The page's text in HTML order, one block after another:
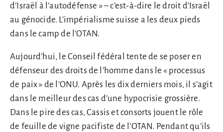
d’Israël à l’autodéfense » – c’est-à-dire le droit d’Israël
au génocide. L’impérialisme suisse a les deux pieds
dans le camp de l’OTAN.
Aujourd’hui, le Conseil fédéral tente de se poser en
défenseur des droits de l’homme dans le « processus
de paix » de l’ONU. Après les dix derniers mois, il s’agit
dans le meilleur des cas d’une hypocrisie grossière.
Dans le pire des cas, Cassis et consorts jouent le rôle
de feuille de vigne pacifiste de l’OTAN. Pendant qu’ils